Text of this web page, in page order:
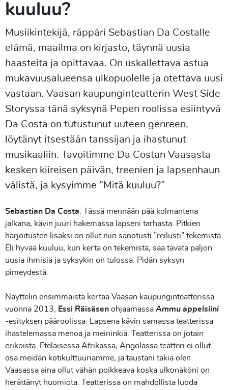
kuuluu?
Musiikintekijä, räppäri Sebastian Da Costalle
elämä, maailma on kirjasto, täynnä uusia
haasteita ja opittavaa. On uskallettava astua
mukavuusalueensa ulkopuolelle ja otettava uusi
vastaan. Vaasan kaupunginteatterin West Side
Storyssa tänä syksynä Pepen roolissa esiintyvä
Da Costa on tutustunut uuteen genreen,
löytänyt itsestään tanssijan ja ihastunut
musikaaliin. Tavoitimme Da Costan Vaasasta
kesken kiireisen päivän, treenien ja lapsenhaun
välistä, ja kysyimme ”Mitä kuuluu?”
Sebastian Da Costa: Tässä mennään pää kolmantena
jalkana, kävin juuri hakemassa lapseni tarhasta. Pitkien
harjoitusten lisäksi on ollut niin sanotusti ”reilusti” tekemistä.
Eli hyvää kuuluu, kun kerta on tekemistä, saa tavata paljon
uusia ihmisiä ja syksykin on tulossa. Pidän syksyn
pimeydestä.
Näyttelin ensimmäistä kertaa Vaasan kaupunginteatterissa
vuonna 2013, Essi Räisäsen ohjaamassa Ammu appelsiini
-esityksen pääroolissa. Lapsena kävin samassa teatterissa
ihastelemassa menoa ja meininkiä. Teatterissa on jotain
erikoista. Eteläisessä Afrikassa, Angolassa teatteri ei ollut
osa meidän kotikulttuuriamme, ja taustani takia olen
Vaasassa aina ollut vähän poikkeava koska ulkonäköni on
herättänyt huomiota. Teatterissa on mahdollista luoda